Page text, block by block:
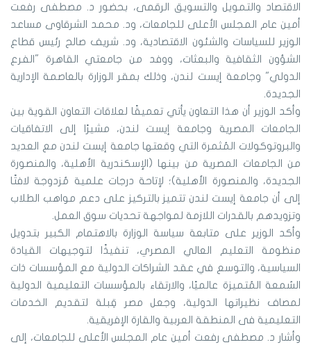
الاقتصاد والتمويل والتسويق الرقمى، بحضور د. مصطفى رفعت
أمين عام المجلس الأعلى للجامعات، ود. محمد الشرقاوى مساعد
الوزير للسياسات والشئون الاقتصادية، ود. شريف صالح رئيس قطاع
الشؤون الثقافية والبعثات، ووفد من جامعتي القاهرة "الفرع
الدولي" وجامعة إيست لندن، وذلك بمقر الوزارة بالعاصمة الإدارية
الجديدة.
وأكد الوزير أن هذا التعاون يأتي تعميقًا لعلاقات التعاون القوية بين
الجامعات المصرية وجامعة إيست لندن، مشيرًا إلى الاتفاقيات
والبروتوكولات المُثمرة التي وقعتها جامعة إيست لندن مع العديد
من الجامعات المصرية من بينها (الإسكندرية الأهلية، والمنصورة
الجديدة، والمنصورة الأهلية)؛ لإتاحة درجات علمية مُزدوجة لافتًا
إلى أن جامعة إيست لندن تتميز بالتركيز على دعم مواهب الطلاب
وتزويدهم بالقدرات اللازمة لمواجهة تحديات سوق العمل.
وأكد الوزير على متابعة سياسة الوزارة بالاهتمام الكبير بتدويل
منظومة التعليم العالي المصري، تنفيذًا لتوجيهات القيادة
السياسية، والتوسع في عقد الشراكات الدولية مع المؤسسات ذات
السُمعة المُتميزة عالميًا، والارتقاء بالمؤسسات التعليمية الدولية
لمصاف نظيراتها الدولية، وجعل مصر قِبلة لتقديم الخدمات
التعليمية فى المنطقة العربية والقارة الإفريقية.
وأشار د. مصطفى رفعت أمين عام المجلس الأعلى للجامعات، إلى